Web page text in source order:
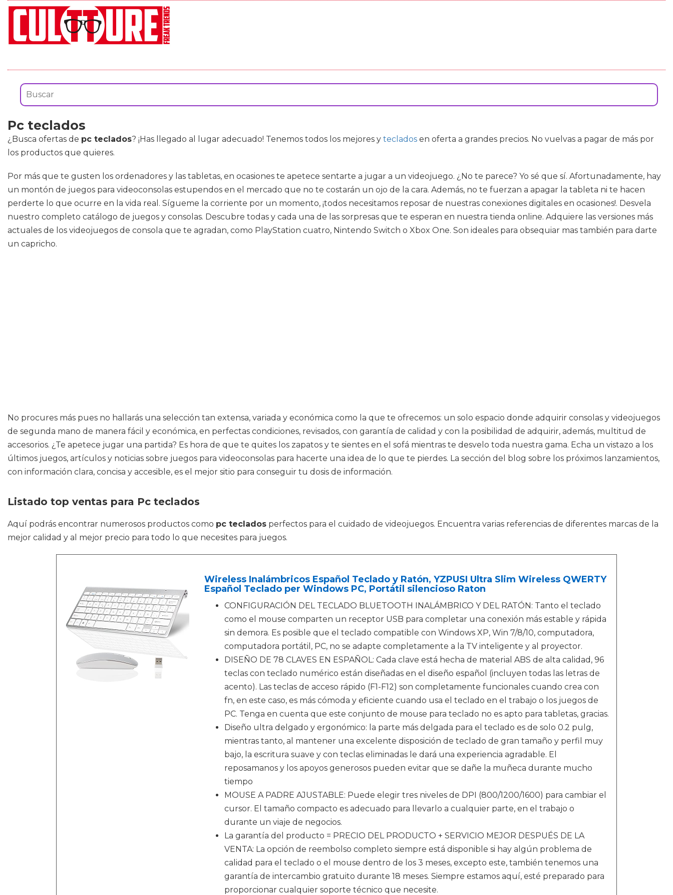
Pc teclados
¿Busca ofertas de pc teclados? ¡Has llegado al lugar adecuado! Tenemos todos los mejores y teclados en oferta a grandes precios. No vuelvas a pagar de más por
los productos que quieres.
Por más que te gusten los ordenadores y las tabletas, en ocasiones te apetece sentarte a jugar a un videojuego. ¿No te parece? Yo sé que sí. Afortunadamente, hay
un montón de juegos para videoconsolas estupendos en el mercado que no te costarán un ojo de la cara. Además, no te fuerzan a apagar la tableta ni te hacen
perderte lo que ocurre en la vida real. Sígueme la corriente por un momento, ¡todos necesitamos reposar de nuestras conexiones digitales en ocasiones!. Desvela
nuestro completo catálogo de juegos y consolas. Descubre todas y cada una de las sorpresas que te esperan en nuestra tienda online. Adquiere las versiones más
actuales de los videojuegos de consola que te agradan, como PlayStation cuatro, Nintendo Switch o Xbox One. Son ideales para obsequiar mas también para darte
un capricho.
No procures más pues no hallarás una selección tan extensa, variada y económica como la que te ofrecemos: un solo espacio donde adquirir consolas y videojuegos
de segunda mano de manera fácil y económica, en perfectas condiciones, revisados, con garantía de calidad y con la posibilidad de adquirir, además, multitud de
accesorios. ¿Te apetece jugar una partida? Es hora de que te quites los zapatos y te sientes en el sofá mientras te desvelo toda nuestra gama. Echa un vistazo a los
últimos juegos, artículos y noticias sobre juegos para videoconsolas para hacerte una idea de lo que te pierdes. La sección del blog sobre los próximos lanzamientos,
con información clara, concisa y accesible, es el mejor sitio para conseguir tu dosis de información.
Listado top ventas para Pc teclados
Aquí podrás encontrar numerosos productos como pc teclados perfectos para el cuidado de videojuegos. Encuentra varias referencias de diferentes marcas de la
mejor calidad y al mejor precio para todo lo que necesites para juegos.
Wireless Inalámbricos Español Teclado y Ratón, YZPUSI Ultra Slim Wireless QWERTY
Español Teclado per Windows PC, Portátil silencioso Raton
CONFIGURACIÓN DEL TECLADO BLUETOOTH INALÁMBRICO Y DEL RATÓN: Tanto el teclado
como el mouse comparten un receptor USB para completar una conexión más estable y rápida
sin demora. Es posible que el teclado compatible con Windows XP, Win 7/8/10, computadora,
computadora portátil, PC, no se adapte completamente a la TV inteligente y al proyector.
DISEÑO DE 78 CLAVES EN ESPAÑOL: Cada clave está hecha de material ABS de alta calidad, 96
teclas con teclado numérico están diseñadas en el diseño español (incluyen todas las letras de
acento). Las teclas de acceso rápido (F1-F12) son completamente funcionales cuando crea con
fn, en este caso, es más cómoda y eficiente cuando usa el teclado en el trabajo o los juegos de
PC. Tenga en cuenta que este conjunto de mouse para teclado no es apto para tabletas, gracias.
Diseño ultra delgado y ergonómico: la parte más delgada para el teclado es de solo 0.2 pulg,
mientras tanto, al mantener una excelente disposición de teclado de gran tamaño y perfil muy
bajo, la escritura suave y con teclas eliminadas le dará una experiencia agradable. El
reposamanos y los apoyos generosos pueden evitar que se dañe la muñeca durante mucho
tiempo
MOUSE A PADRE AJUSTABLE: Puede elegir tres niveles de DPI (800/1200/1600) para cambiar el
cursor. El tamaño compacto es adecuado para llevarlo a cualquier parte, en el trabajo o
durante un viaje de negocios.
La garantía del producto = PRECIO DEL PRODUCTO + SERVICIO MEJOR DESPUÉS DE LA
VENTA: La opción de reembolso completo siempre está disponible si hay algún problema de
calidad para el teclado o el mouse dentro de los 3 meses, excepto este, también tenemos una
garantía de intercambio gratuito durante 18 meses. Siempre estamos aquí, esté preparado para
proporcionar cualquier soporte técnico que necesite.